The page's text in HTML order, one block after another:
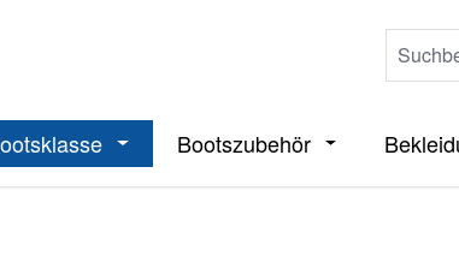
der Kategorie Boote
Öffne oder Schließe das Dropdown
Bootszubehör Öffne oder